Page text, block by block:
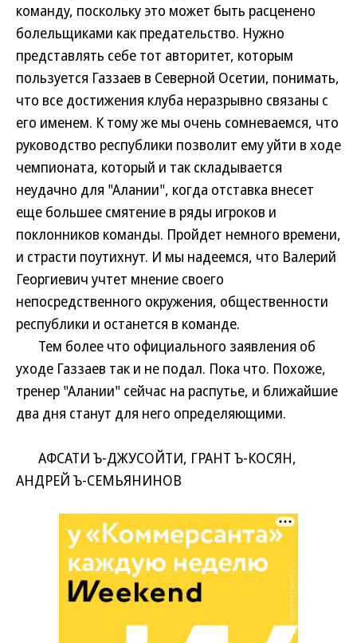
команду, поскольку это может быть расценено
болельщиками как предательство. Нужно
представлять себе тот авторитет, которым
пользуется Газзаев в Северной Осетии, понимать,
что все достижения клуба неразрывно связаны с
его именем. К тому же мы очень сомневаемся, что
руководство республики позволит ему уйти в ходе
чемпионата, который и так складывается
неудачно для "Алании", когда отставка внесет
еще большее смятение в ряды игроков и
поклонников команды. Пройдет немного времени,
и страсти поутихнут. И мы надеемся, что Валерий
Георгиевич учтет мнение своего
непосредственного окружения, общественности
республики и останется в команде.
Тем более что официального заявления об
уходе Газзаев так и не подал. Пока что. Похоже,
тренер "Алании" сейчас на распутье, и ближайшие
два дня станут для него определяющими.
АФСАТИ Ъ-ДЖУСОЙТИ, ГРАНТ Ъ-КОСЯН,
АНДРЕЙ Ъ-СЕМЬЯНИНОВ